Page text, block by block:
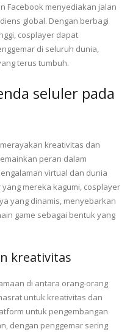
Facebook menyediakan jalan
global. Dengan berbagi
cosplayer dapat
di seluruh dunia,
terus tumbuh.
seluler pada
kreativitas dan
peran dalam
virtual dan dunia
mereka kagumi, cosplayer
yang dinamis, menyebarkan
game sebagai bentuk yang
kreativitas
di antara orang-orang
untuk kreativitas dan
untuk pengembangan
dengan penggemar sering